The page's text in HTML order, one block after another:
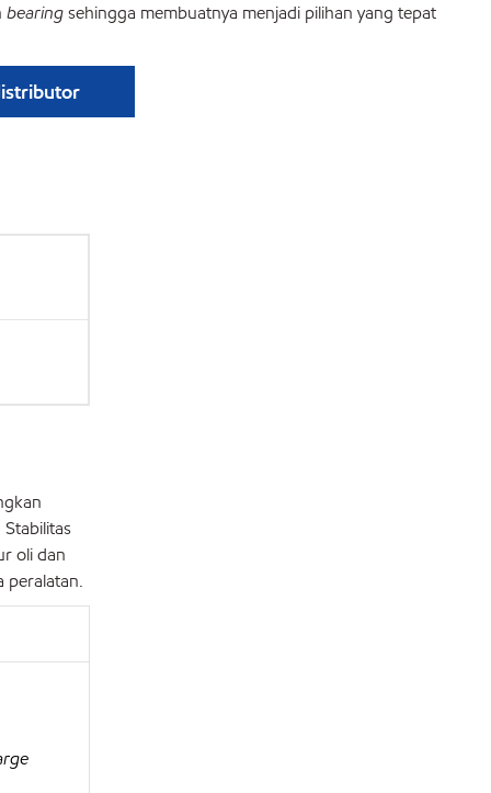
bearingsehingga membuatnya menjadi pilihan yang tepat
oli dan
peralatan.